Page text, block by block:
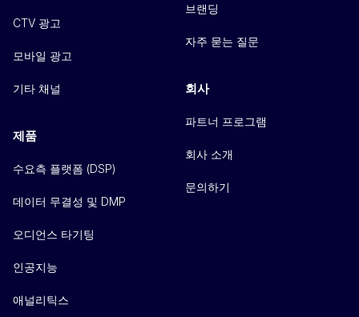
CTV 광고
모바일 광고
기타 채널
제품
수요측 플랫폼 (DSP)
데이터 무결성 및 DMP
오디언스 타기팅
인공지능
애널리틱스
브랜딩
자주 묻는 질문
회사
파트너 프로그램
회사 소개
문의하기